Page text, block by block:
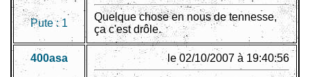
Pute :1
Quelque chose en nous de tennesse,
ça c'est drôle.
400asa le 02/10/2007 à 19:40:56